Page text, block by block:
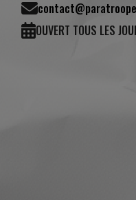
(1 avis)
OUVERT TOUS LES